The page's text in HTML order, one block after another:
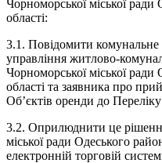
Чорноморської міської
області:
3.1. Повідомити комунальне
управління житлово-
Чорноморської міської
області та заявника про
Об’єктів оренди до
3.2. Оприлюднити це
міської ради Одеського
електронній торговій